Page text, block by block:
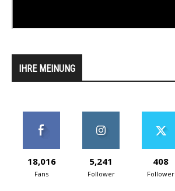
IHRE MEINUNG
18,016
Fans
5,241
Follower
408
Follower